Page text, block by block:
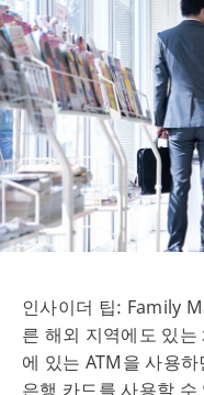
인사이더 팁: Family
른 해외 지역에도 있
에 있는 ATM을 사용
은행 카드를 사용할